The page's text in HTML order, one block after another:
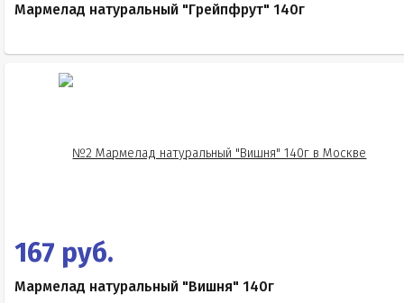
Мармелад натуральный "Грейпфрут" 140г
167 руб.
Мармелад натуральный "Вишня" 140г